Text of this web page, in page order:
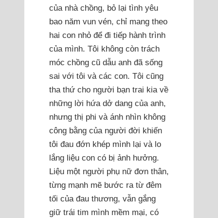
của nhà chồng, bỏ lại tình yêu
bao năm vun vén, chỉ mang theo
hai con nhỏ để đi tiếp hành trình
của mình. Tôi không còn trách
móc chồng cũ dẫu anh đã sống
sai với tôi và các con. Tôi cũng
tha thứ cho người bạn trai kia về
những lời hứa dở dang của anh,
nhưng thị phi và ánh nhìn không
công bằng của người đời khiến
tôi đau đớn khép mình lại và lo
lắng liệu con có bị ảnh hưởng.
Liệu một người phụ nữ đơn thân,
từng mạnh mẽ bước ra từ đêm
tối của đau thương, vẫn gắng
giữ trái tim mình mềm mại, có